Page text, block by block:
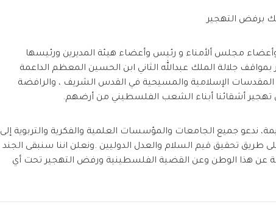
برفض التهجير
مجلس ألأمناء و رئيس وأعضاء هيئة المديرين ورئيسها
بمواقف جلالة الملك عبدالله الثاني ابن الحسين المعظم الداعمة
الإسلامية والمسيحية في القدس الشريف ، والرافضة
أشقائنا أبناء الشعب الفلسطيني من أرضهم.
ندعو جميع الجامعات والمؤسسات العلمية والفكرية والتربوية إلى
طريق تحقيق قيم السلام والعدل الدوليين .ونعلن اننا سنبقى الجند
عن هذا الوطن وعن القضية الفلسطينية ورفض التهجير تحت أي